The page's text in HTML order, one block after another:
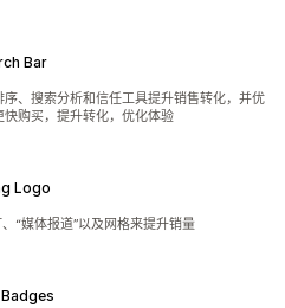
Bar
、搜索分析和信任工具提升销售转化，并优
购买，提升转化，优化体验
Logo
“媒体报道”以及网格来提升销量